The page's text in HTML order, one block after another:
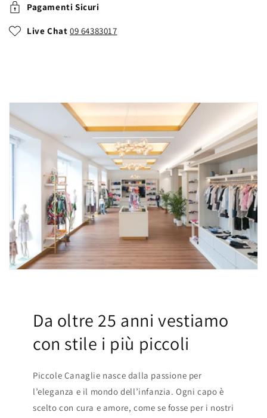
Pagamenti Sicuri
Live Chat 09 64383017
Da oltre 25 anni vestiamo
con stile i più piccoli
Piccole Canaglie nasce dalla passione per
l’eleganza e il mondo dell’infanzia. Ogni capo è
scelto con cura e amore, come se fosse per i nostri